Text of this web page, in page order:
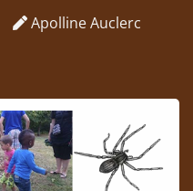
Apolline Auclerc